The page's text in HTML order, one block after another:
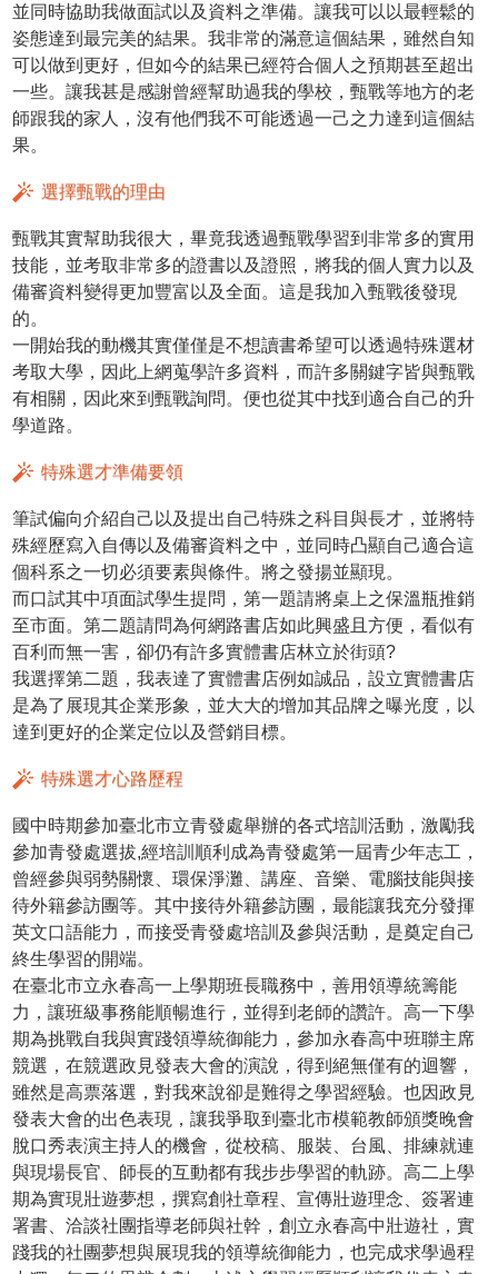
並同時協助我做面試以及資料之準備。讓我可以以最輕鬆的
姿態達到最完美的結果。我非常的滿意這個結果，雖然自知
可以做到更好，但如今的結果已經符合個人之預期甚至超出
一些。讓我甚是感謝曾經幫助過我的學校，甄戰等地方的老
師跟我的家人，沒有他們我不可能透過一己之力達到這個結
果。
選擇甄戰的理由
甄戰其實幫助我很大，畢竟我透過甄戰學習到非常多的實用
技能，並考取非常多的證書以及證照，將我的個人實力以及
備審資料變得更加豐富以及全面。這是我加入甄戰後發現
的。
一開始我的動機其實僅僅是不想讀書希望可以透過特殊選材
考取大學，因此上網蒐學許多資料，而許多關鍵字皆與甄戰
有相關，因此來到甄戰詢問。便也從其中找到適合自己的升
學道路。
特殊選才準備要領
筆試偏向介紹自己以及提出自己特殊之科目與長才，並將特
殊經歷寫入自傳以及備審資料之中，並同時凸顯自己適合這
個科系之一切必須要素與條件。將之發揚並顯現。
而口試其中項面試學生提問，第一題請將桌上之保溫瓶推銷
至市面。第二題請問為何網路書店如此興盛且方便，看似有
百利而無一害，卻仍有許多實體書店林立於街頭?
我選擇第二題，我表達了實體書店例如誠品，設立實體書店
是為了展現其企業形象，並大大的增加其品牌之曝光度，以
達到更好的企業定位以及營銷目標。
特殊選才心路歷程
國中時期參加臺北市立青發處舉辦的各式培訓活動，激勵我
參加青發處選拔,經培訓順利成為青發處第一屆青少年志工，
曾經參與弱勢關懷、環保淨灘、講座、音樂、電腦技能與接
待外籍參訪團等。其中接待外籍參訪團，最能讓我充分發揮
英文口語能力，而接受青發處培訓及參與活動，是奠定自己
終生學習的開端。
在臺北市立永春高一上學期班長職務中，善用領導統籌能
力，讓班級事務能順暢進行，並得到老師的讚許。高一下學
期為挑戰自我與實踐領導統御能力，參加永春高中班聯主席
競選，在競選政見發表大會的演說，得到絕無僅有的迴響，
雖然是高票落選，對我來說卻是難得之學習經驗。也因政見
發表大會的出色表現，讓我爭取到臺北市模範教師頒獎晚會
脫口秀表演主持人的機會，從校稿、服裝、台風、排練就連
與現場長官、師長的互動都有我步步學習的軌跡。高二上學
期為實現壯遊夢想，撰寫創社章程、宣傳壯遊理念、簽署連
署書、洽談社團指導老師與社幹，創立永春高中壯遊社，實
踐我的社團夢想與展現我的領導統御能力，也完成求學過程